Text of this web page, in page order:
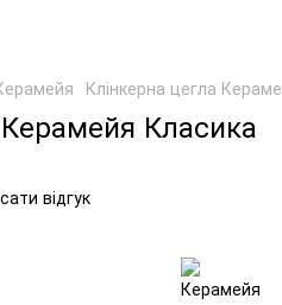
Клінкерна цегла
Класика
відгук